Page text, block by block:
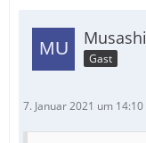
Musashi
Gast
7. Januar 2021 um 14:10